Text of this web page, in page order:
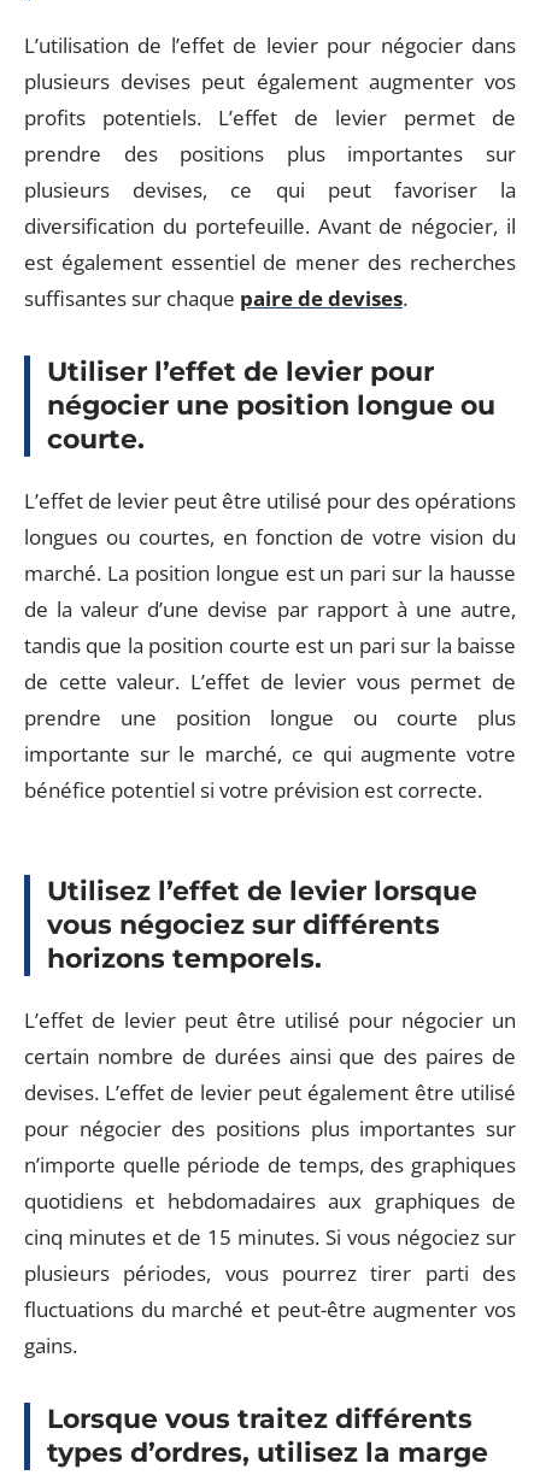
L’utilisation de l’effet de levier pour négocier dans
plusieurs devises peut également augmenter vos
profits potentiels. L’effet de levier permet de
prendre des positions plus importantes sur
plusieurs devises, ce qui peut favoriser la
diversification du portefeuille. Avant de négocier, il
est également essentiel de mener des recherches
suffisantes sur chaque paire de devises.
Utiliser l’effet de levier pour
négocier une position longue ou
courte.
L’effet de levier peut être utilisé pour des opérations
longues ou courtes, en fonction de votre vision du
marché. La position longue est un pari sur la hausse
de la valeur d’une devise par rapport à une autre,
tandis que la position courte est un pari sur la baisse
de cette valeur. L’effet de levier vous permet de
prendre une position longue ou courte plus
importante sur le marché, ce qui augmente votre
bénéfice potentiel si votre prévision est correcte.
Utilisez l’effet de levier lorsque
vous négociez sur différents
horizons temporels.
L’effet de levier peut être utilisé pour négocier un
certain nombre de durées ainsi que des paires de
devises. L’effet de levier peut également être utilisé
pour négocier des positions plus importantes sur
n’importe quelle période de temps, des graphiques
quotidiens et hebdomadaires aux graphiques de
cinq minutes et de 15 minutes. Si vous négociez sur
plusieurs périodes, vous pourrez tirer parti des
fluctuations du marché et peut-être augmenter vos
gains.
Lorsque vous traitez différents
types d’ordres, utilisez la marge